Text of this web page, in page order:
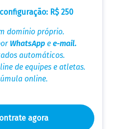
R$ 250
domínio próprio.
WhatsAppe e-mail.
automáticos.
de equipes e atletas.
online.
agora